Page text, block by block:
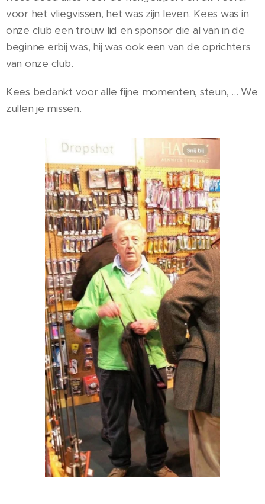
voor het vliegvissen, het was zijn leven. Kees was in
onze club een trouw lid en sponsor die al van in de
beginne erbij was, hij was ook een van de oprichters
van onze club.
Kees bedankt voor alle fijne momenten, steun, ... We
zullen je missen.